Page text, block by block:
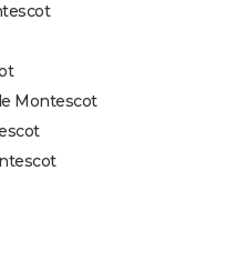
Montescot